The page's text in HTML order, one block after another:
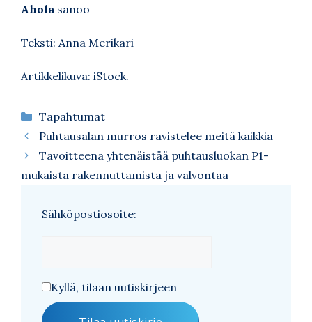
Ahola sanoo
Teksti: Anna Merikari
Artikkelikuva: iStock.
Kategoriat
Tapahtumat
Puhtausalan murros ravistelee meitä kaikkia
Tavoitteena yhtenäistää puhtausluokan P1-
mukaista rakennuttamista ja valvontaa
Sähköpostiosoite:
Kyllä, tilaan uutiskirjeen